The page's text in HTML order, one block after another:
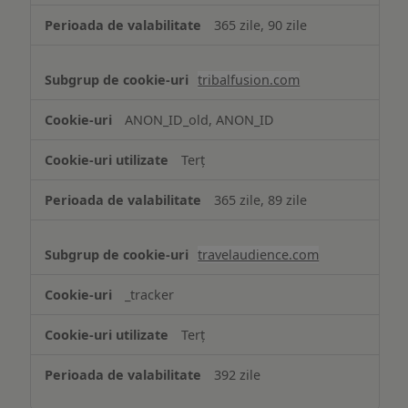
365 zile, 90 zile
tribalfusion.com
ANON_ID_old, ANON_ID
Terț
365 zile, 89 zile
travelaudience.com
_tracker
Terț
392 zile